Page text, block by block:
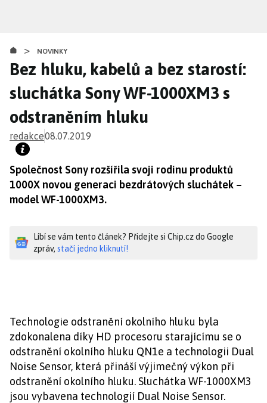
obsahu
> NOVINKY
Bez hluku, kabelů a bez starostí:
sluchátka Sony WF-1000XM3 s
odstraněním hluku
redakce08.07.2019
Společnost Sony rozšířila svoji rodinu produktů
1000X novou generaci bezdrátových sluchátek –
model WF-1000XM3.
Líbí se vám tento článek? Přidejte si Chip.cz do Google
zpráv, stačí jedno kliknutí!
Technologie odstranění okolního hluku byla
zdokonalena díky HD procesoru starajícímu se o
odstranění okolního hluku QN1e a technologii Dual
Noise Sensor, která přináší výjimečný výkon při
odstranění okolního hluku. Sluchátka WF-1000XM3
jsou vybavena technologií Dual Noise Sensor.